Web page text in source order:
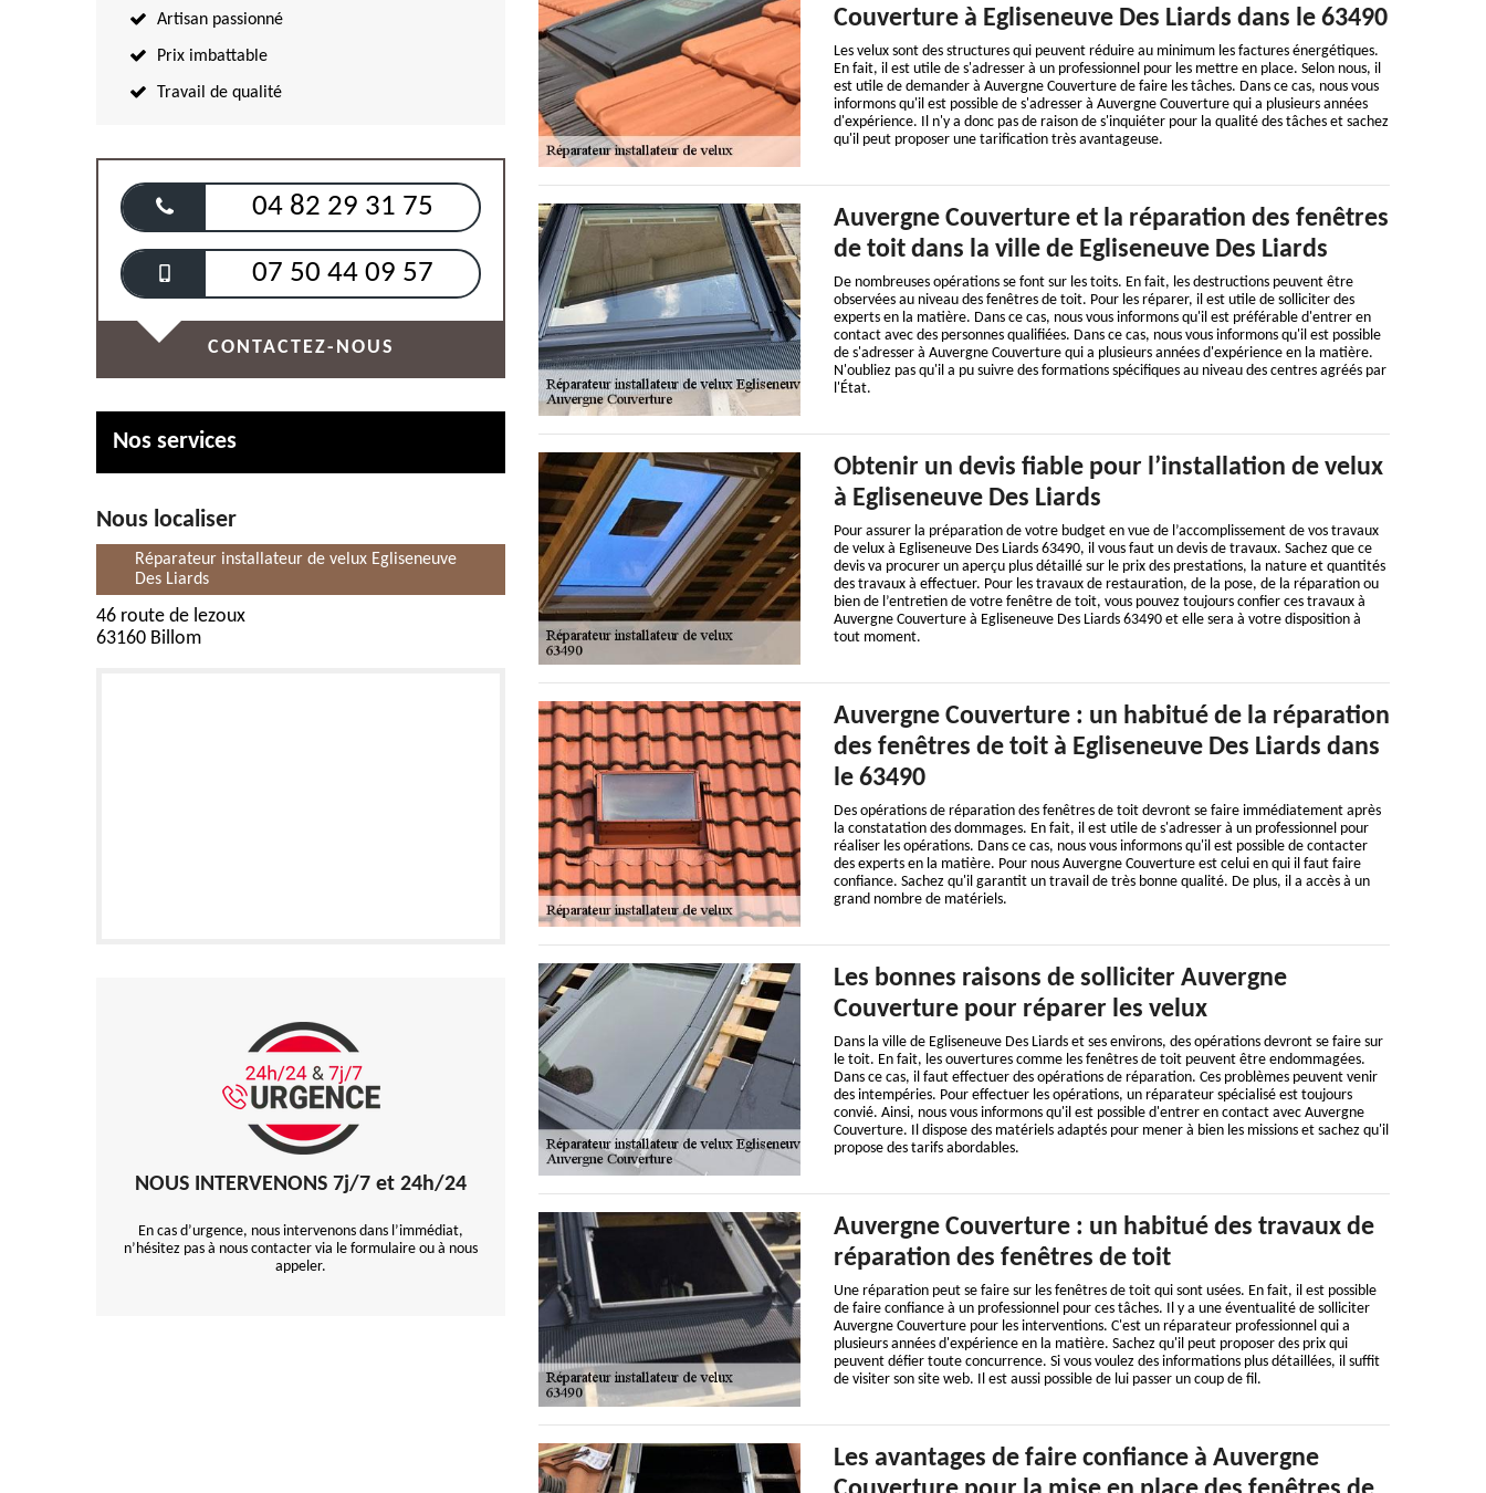
Artisan passionné
Prix imbattable
Travail de qualité
04 82 29 31 75
07 50 44 09 57
CONTACTEZ-NOUS
Nos services
Nous localiser
Réparateur installateur de velux Egliseneuve
Des Liards
46 route de lezoux
63160 Billom
NOUS INTERVENONS 7j/7 et 24h/24
En cas d’urgence, nous intervenons dans l’immédiat,
n’hésitez pas à nous contacter via le formulaire ou à nous
appeler.
Couverture à Egliseneuve Des Liards dans le 63490
Les velux sont des structures qui peuvent réduire au minimum les factures énergétiques.
En fait, il est utile de s'adresser à un professionnel pour les mettre en place. Selon nous, il
est utile de demander à Auvergne Couverture de faire les tâches. Dans ce cas, nous vous
informons qu'il est possible de s'adresser à Auvergne Couverture qui a plusieurs années
d'expérience. Il n'y a donc pas de raison de s'inquiéter pour la qualité des tâches et sachez
qu'il peut proposer une tarification très avantageuse.
Auvergne Couverture et la réparation des fenêtres
de toit dans la ville de Egliseneuve Des Liards
De nombreuses opérations se font sur les toits. En fait, les destructions peuvent être
observées au niveau des fenêtres de toit. Pour les réparer, il est utile de solliciter des
experts en la matière. Dans ce cas, nous vous informons qu'il est préférable d'entrer en
contact avec des personnes qualifiées. Dans ce cas, nous vous informons qu'il est possible
de s'adresser à Auvergne Couverture qui a plusieurs années d'expérience en la matière.
N'oubliez pas qu'il a pu suivre des formations spécifiques au niveau des centres agréés par
l'État.
Obtenir un devis fiable pour l’installation de velux
à Egliseneuve Des Liards
Pour assurer la préparation de votre budget en vue de l’accomplissement de vos travaux
de velux à Egliseneuve Des Liards 63490, il vous faut un devis de travaux. Sachez que ce
devis va procurer un aperçu plus détaillé sur le prix des prestations, la nature et quantités
des travaux à effectuer. Pour les travaux de restauration, de la pose, de la réparation ou
bien de l’entretien de votre fenêtre de toit, vous pouvez toujours confier ces travaux à
Auvergne Couverture à Egliseneuve Des Liards 63490 et elle sera à votre disposition à
tout moment.
Auvergne Couverture : un habitué de la réparation
des fenêtres de toit à Egliseneuve Des Liards dans
le 63490
Des opérations de réparation des fenêtres de toit devront se faire immédiatement après
la constatation des dommages. En fait, il est utile de s'adresser à un professionnel pour
réaliser les opérations. Dans ce cas, nous vous informons qu'il est possible de contacter
des experts en la matière. Pour nous Auvergne Couverture est celui en qui il faut faire
confiance. Sachez qu'il garantit un travail de très bonne qualité. De plus, il a accès à un
grand nombre de matériels.
Les bonnes raisons de solliciter Auvergne
Couverture pour réparer les velux
Dans la ville de Egliseneuve Des Liards et ses environs, des opérations devront se faire sur
le toit. En fait, les ouvertures comme les fenêtres de toit peuvent être endommagées.
Dans ce cas, il faut effectuer des opérations de réparation. Ces problèmes peuvent venir
des intempéries. Pour effectuer les opérations, un réparateur spécialisé est toujours
convié. Ainsi, nous vous informons qu'il est possible d'entrer en contact avec Auvergne
Couverture. Il dispose des matériels adaptés pour mener à bien les missions et sachez qu'il
propose des tarifs abordables.
Auvergne Couverture : un habitué des travaux de
réparation des fenêtres de toit
Une réparation peut se faire sur les fenêtres de toit qui sont usées. En fait, il est possible
de faire confiance à un professionnel pour ces tâches. Il y a une éventualité de solliciter
Auvergne Couverture pour les interventions. C'est un réparateur professionnel qui a
plusieurs années d'expérience en la matière. Sachez qu'il peut proposer des prix qui
peuvent défier toute concurrence. Si vous voulez des informations plus détaillées, il suffit
de visiter son site web. Il est aussi possible de lui passer un coup de fil.
Les avantages de faire confiance à Auvergne